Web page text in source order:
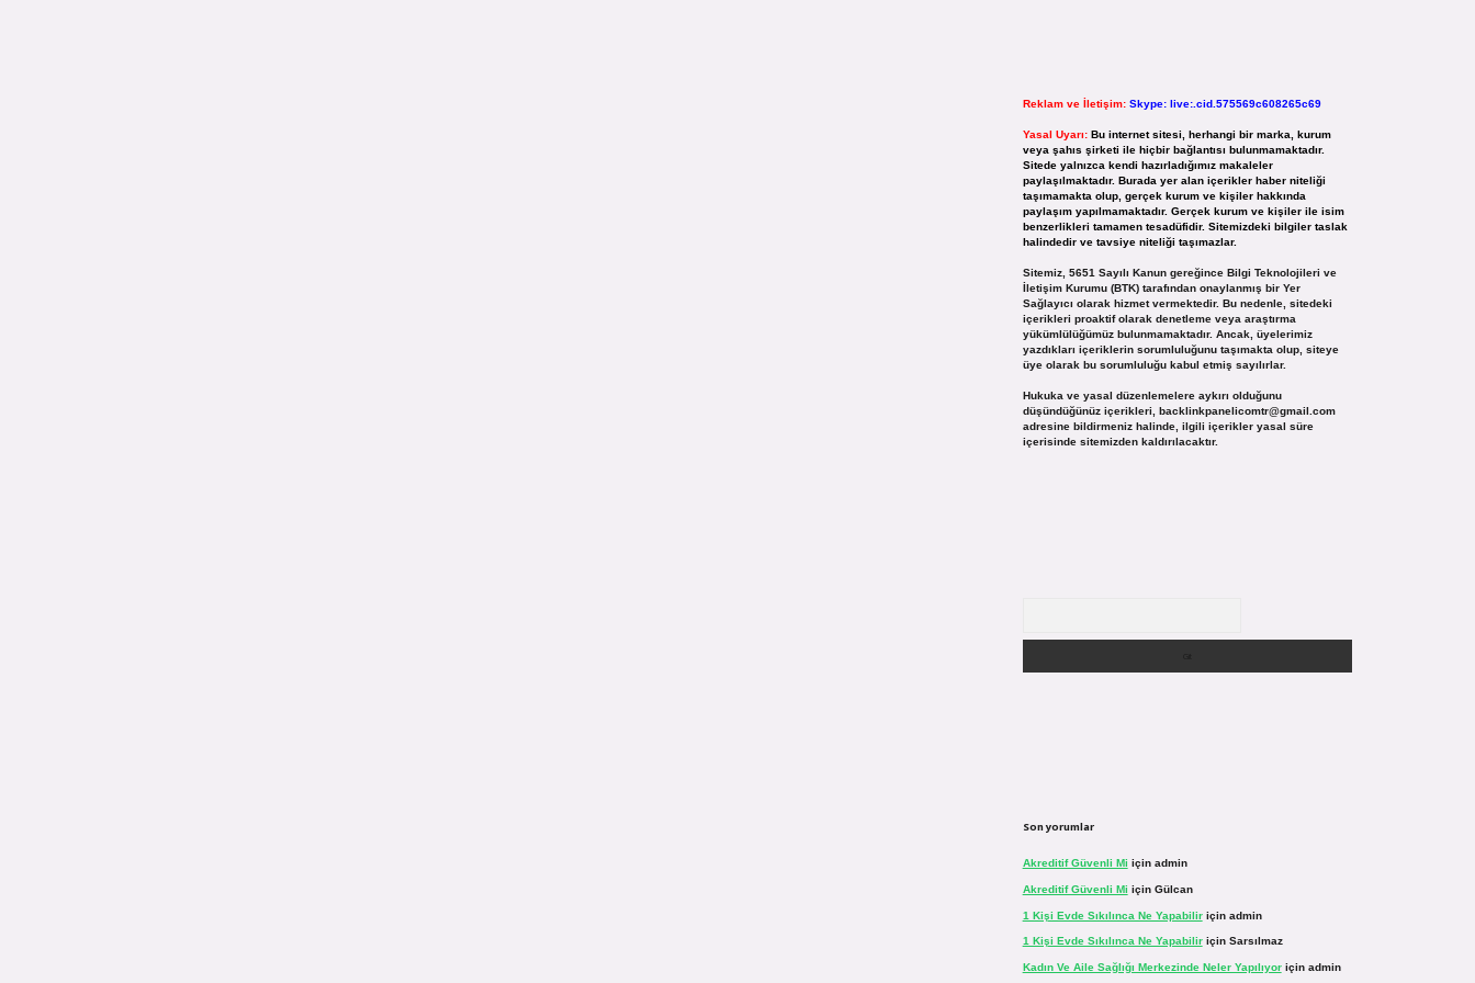
Reklam ve İletişim: Skype: live:.cid.575569c608265c69
Yasal Uyarı: Bu internet sitesi, herhangi bir marka, kurum
veya şahıs şirketi ile hiçbir bağlantısı bulunmamaktadır.
Sitede yalnızca kendi hazırladığımız makaleler
paylaşılmaktadır. Burada yer alan içerikler haber niteliği
taşımamakta olup, gerçek kurum ve kişiler hakkında
paylaşım yapılmamaktadır. Gerçek kurum ve kişiler ile isim
benzerlikleri tamamen tesadüfidir. Sitemizdeki bilgiler taslak
halindedir ve tavsiye niteliği taşımazlar.
Sitemiz, 5651 Sayılı Kanun gereğince Bilgi Teknolojileri ve
İletişim Kurumu (BTK) tarafından onaylanmış bir Yer
Sağlayıcı olarak hizmet vermektedir. Bu nedenle, sitedeki
içerikleri proaktif olarak denetleme veya araştırma
yükümlülüğümüz bulunmamaktadır. Ancak, üyelerimiz
yazdıkları içeriklerin sorumluluğunu taşımakta olup, siteye
üye olarak bu sorumluluğu kabul etmiş sayılırlar.
Hukuka ve yasal düzenlemelere aykırı olduğunu
düşündüğünüz içerikleri, backlinkpanelicomtr@gmail.com
adresine bildirmeniz halinde, ilgili içerikler yasal süre
içerisinde sitemizden kaldırılacaktır.
Son yorumlar
Akreditif Güvenli Mi için admin
Akreditif Güvenli Mi için Gülcan
1 Kişi Evde Sıkılınca Ne Yapabiliriçin admin
1 Kişi Evde Sıkılınca Ne Yapabiliriçin Sarsılmaz
Kadın Ve Aile Sağlığı Merkezinde Neler Yapılıyoriçin admin